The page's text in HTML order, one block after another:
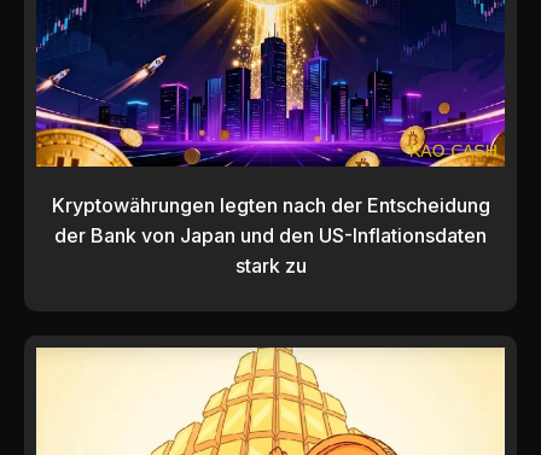
Kryptowährungen legten nach der Entscheidung
der Bank von Japan und den US-Inflationsdaten
stark zu